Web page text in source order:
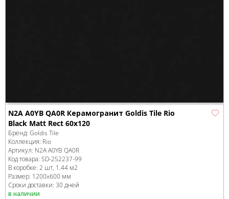
N2A A0YB QA0R Керамогранит Goldis Tile Rio
Black Matt Rect 60x120
Бренд: Goldis Tile
Коллекция: Rio
Артикул: N2A A0YB QA0R
Код товара: SD-252237-99
В коробке: 2 шт, 1.44 м2
Размер: 1200x600 мм
Сроки доставки: 30 дней
в наличии